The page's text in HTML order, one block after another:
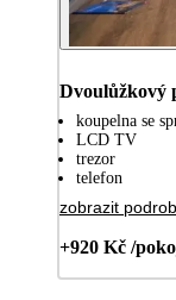
Dvoulůžkový
koupelna se
LCD TV
trezor
telefon
zobrazit
+920 Kč /